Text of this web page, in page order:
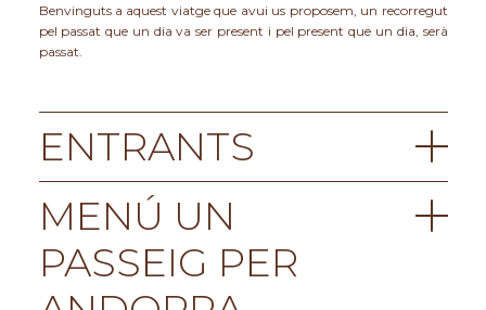
Benvinguts a aquest viatge que avui us proposem, un recorregut
pel passat que un dia va ser present i pel present que un dia, serà
passat.
ENTRANTS
Les quatre estacions
brots, les flors, l’esplendor de l’estiu, la
MENÚ UN
PASSEIG PER